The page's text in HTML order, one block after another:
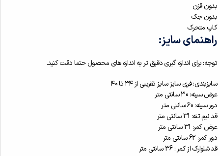
بدون قزن
بدون جک
کاپ متحرک
راهنمای سایز:
توجه: برای اندازه گیری دقیق تر به اندازه های محصول حتما دقت کنید.
سایزبندی: فری سایز سایز تقریبی از ۳۴ تا ۴۰
عرض سینه: 30 سانتی متر
دور سینه: 60 سانتی متر
قد نیم تنه: 31 سانتی متر
عرض کمر: 31 سانتی متر
دور کمر: 62 سانتی متر
قد شلوارک از کمر : 36 سانتی متر